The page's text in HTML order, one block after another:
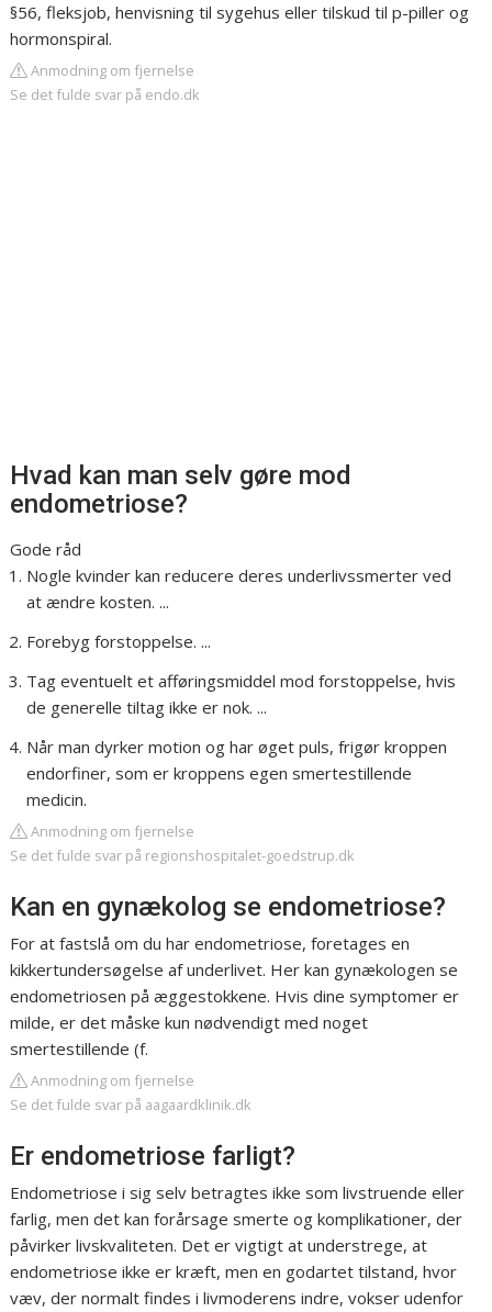
§56, fleksjob, henvisning til sygehus eller tilskud til p-piller og
hormonspiral.
Anmodning om fjernelse
Se det fulde svar på endo.dk
Hvad kan man selv gøre mod
endometriose?
Gode råd
Nogle kvinder kan reducere deres underlivssmerter ved
at ændre kosten. ...
Forebyg forstoppelse. ...
Tag eventuelt et afføringsmiddel mod forstoppelse, hvis
de generelle tiltag ikke er nok. ...
Når man dyrker motion og har øget puls, frigør kroppen
endorfiner, som er kroppens egen smertestillende
medicin.
Anmodning om fjernelse
Se det fulde svar på regionshospitalet-goedstrup.dk
Kan en gynækolog se endometriose?
For at fastslå om du har endometriose, foretages en
kikkertundersøgelse af underlivet. Her kan gynækologen se
endometriosen på æggestokkene. Hvis dine symptomer er
milde, er det måske kun nødvendigt med noget
smertestillende (f.
Anmodning om fjernelse
Se det fulde svar på aagaardklinik.dk
Er endometriose farligt?
Endometriose i sig selv betragtes ikke som livstruende eller
farlig, men det kan forårsage smerte og komplikationer, der
påvirker livskvaliteten. Det er vigtigt at understrege, at
endometriose ikke er kræft, men en godartet tilstand, hvor
væv, der normalt findes i livmoderens indre, vokser udenfor